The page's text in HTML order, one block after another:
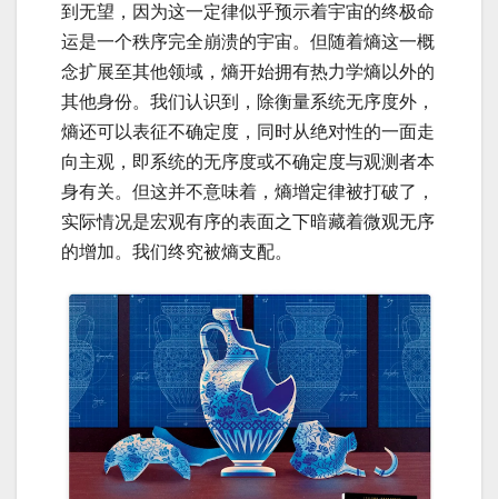
到无望，因为这一定律似乎预示着宇宙的终极命
运是一个秩序完全崩溃的宇宙。但随着熵这一概
念扩展至其他领域，熵开始拥有热力学熵以外的
其他身份。我们认识到，除衡量系统无序度外，
熵还可以表征不确定度，同时从绝对性的一面走
向主观，即系统的无序度或不确定度与观测者本
身有关。但这并不意味着，熵增定律被打破了，
实际情况是宏观有序的表面之下暗藏着微观无序
的增加。我们终究被熵支配。